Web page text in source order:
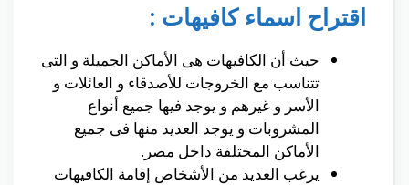
اقتراح اسماء كافيهات :
حيث أن الكافيهات هى الأماكن الجميلة و التى
تتناسب مع الخروجات للأصدقاء و العائلات و
الأسر و غيرهم و يوجد فيها جميع أنواع
المشروبات و يوجد العديد منها فى جميع
الأماكن المختلفة داخل مصر.
يرغب العديد من الأشخاص إقامة الكافيهات